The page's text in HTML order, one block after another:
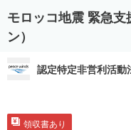
モロッコ地震 緊急
ン）
認定特定非営利活
領収書あり